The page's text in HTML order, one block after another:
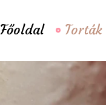
Főoldal Torták